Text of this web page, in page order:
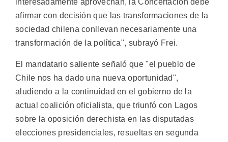
interesadamente aprovechan, la Concertación debe
afirmar con decisión que las transformaciones de la
sociedad chilena conllevan necesariamente una
transformación de la política", subrayó Frei.
El mandatario saliente señaló que "el pueblo de
Chile nos ha dado una nueva oportunidad",
aludiendo a la continuidad en el gobierno de la
actual coalición oficialista, que triunfó con Lagos
sobre la oposición derechista en las disputadas
elecciones presidenciales, resueltas en segunda